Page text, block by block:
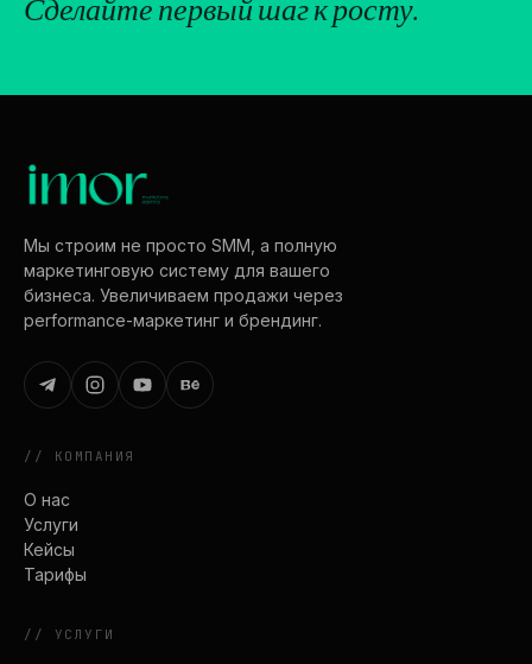
Сделайтепервый шагк росту.
Мы строим не просто SMM, а полную
маркетинговую систему для вашего
бизнеса. Увеличиваем продажи через
performance-маркетинг и брендинг.
// КОМПАНИЯ
О нас
Услуги
Кейсы
Тарифы
// УСЛУГИ